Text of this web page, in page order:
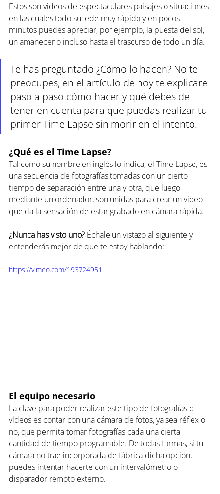
Estos son videos de espectaculares paisajes o situaciones
en las cuales todo sucede muy rápido y en pocos
minutos puedes apreciar, por ejemplo, la puesta del sol,
un amanecer o incluso hasta el trascurso de todo un día.
Te has preguntado ¿Cómo lo hacen? No te
preocupes, en el artículo de hoy te explicare
paso a paso cómo hacer y qué debes de
tener en cuenta para que puedas realizar tu
primer Time Lapse sin morir en el intento.
¿Qué es el Time Lapse?
Tal como su nombre en inglés lo indica, el Time Lapse, es
una secuencia de fotografías tomadas con un cierto
tiempo de separación entre una y otra, que luego
mediante un ordenador, son unidas para crear un video
que da la sensación de estar grabado en cámara rápida.
¿Nunca has visto uno? Échale un vistazo al siguiente y
entenderás mejor de que te estoy hablando:
https://vimeo.com/193724951
El equipo necesario
La clave para poder realizar este tipo de fotografías o
vídeos es contar con una cámara de fotos, ya sea réflex o
no, que permita tomar fotografías cada una cierta
cantidad de tiempo programable. De todas formas, si tu
cámara no trae incorporada de fábrica dicha opción,
puedes intentar hacerte con un intervalómetro o
disparador remoto externo.